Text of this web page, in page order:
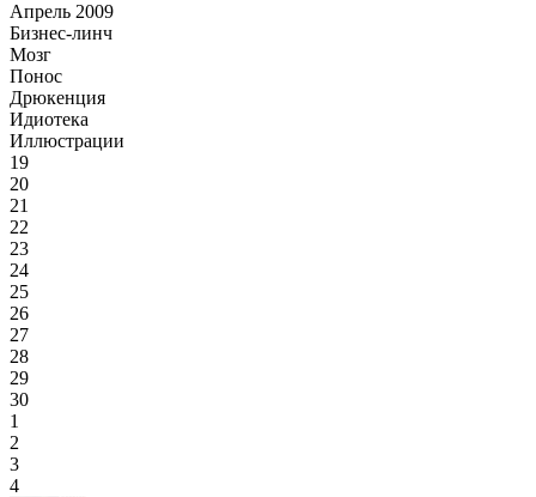
Апрель 2009
Бизнес-линч
Мозг
Понос
Дрюкенция
Идиотека
Иллюстрации
19
20
21
22
23
24
25
26
27
28
29
30
1
2
3
4